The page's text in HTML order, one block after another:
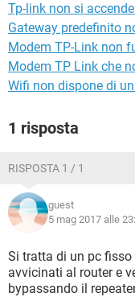
Tp-link non si
Gateway predefinito
Modem TP-Link non
Modem TP Link che
Wifi non dispone di
1 risposta
RISPOSTA 1 / 1
guest
5 mag 2017 alle
Si tratta di un pc
avvicinati al router e
bypassando il